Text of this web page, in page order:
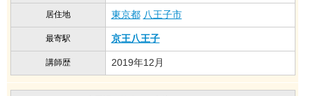
居住地 東京都 八王子市
最寄駅 京王八王子
講師歴 2019年12月